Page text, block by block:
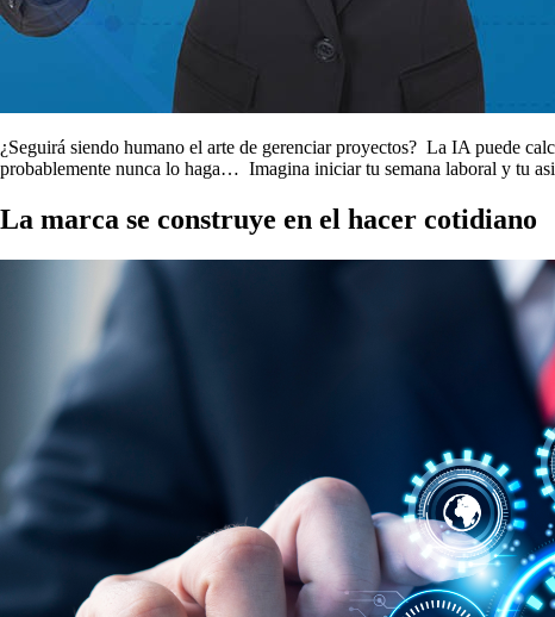
¿Seguirá siendo humano el arte de gerenciar proyectos? La IA puede
probablemente nunca lo haga… Imagina iniciar tu semana laboral y tu
La marca se construye en el hacer cotidiano